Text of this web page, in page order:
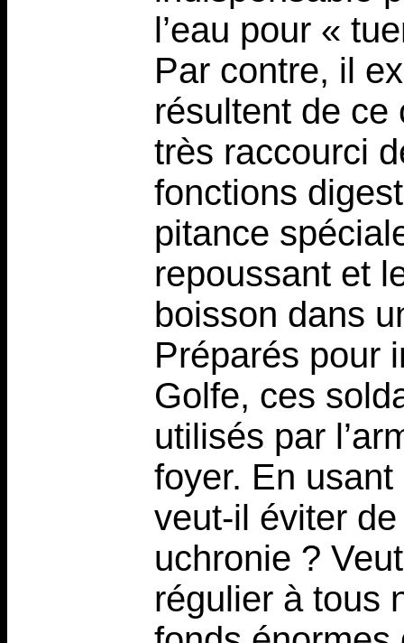
l’eau pour «
Par contre, il
résultent de ce
très raccourci
fonctions
pitance
repoussant et
boisson dans
Préparés pour
Golfe, ces
utilisés par
foyer. En usant
veut-il éviter
uchronie ?
régulier à tous